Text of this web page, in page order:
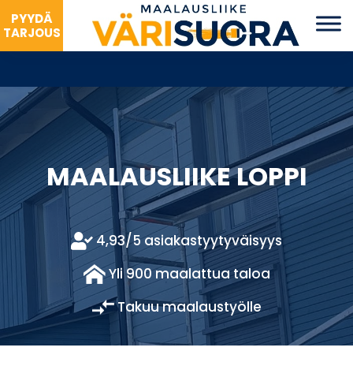
PYYDÄ
TARJOUS
MAALAUSLIIKE LOPPI
4,93/5 asiakastyytyväisyys
Yli 900 maalattua taloa
Takuu maalaustyölle